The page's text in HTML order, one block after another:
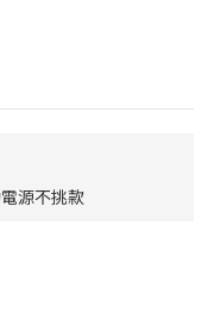
源不挑款